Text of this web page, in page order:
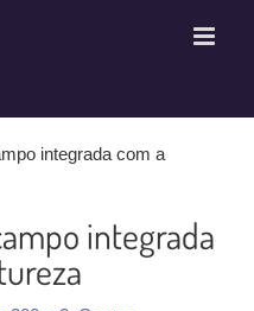
integrada com a
integrada